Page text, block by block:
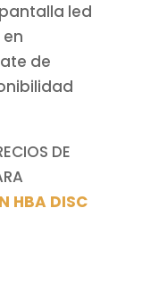
led
de
DE
HBA DISC